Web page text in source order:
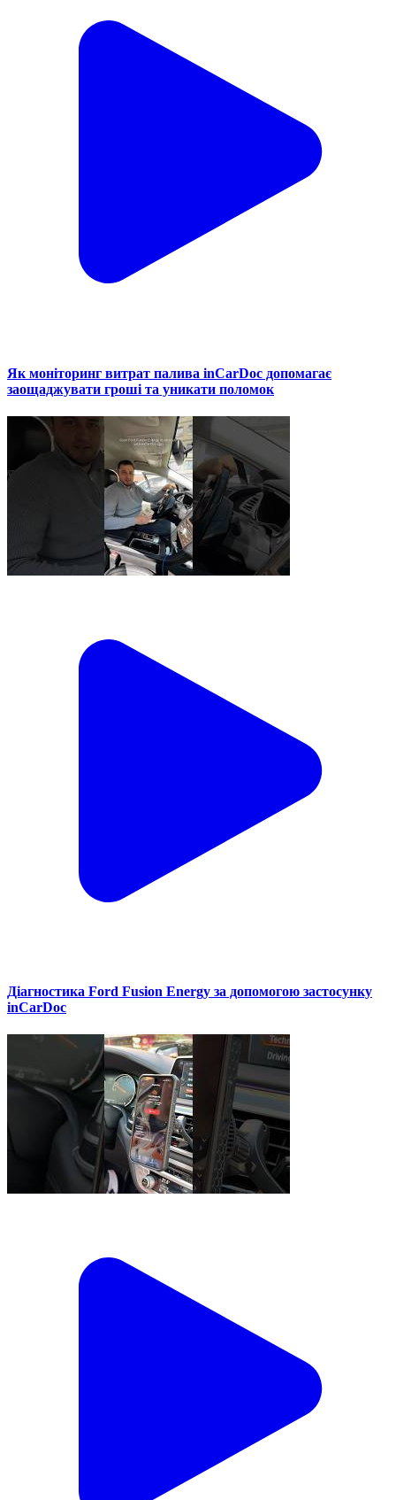
Як моніторинг витрат палива inCarDoc допомагає
заощаджувати гроші та уникати поломок
Діагностика Ford Fusion Energy за допомогою застосунку
inCarDoc